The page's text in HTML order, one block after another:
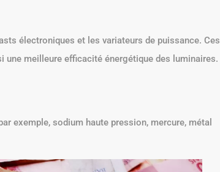
électroniques et les variateurs de puissance. Ces
meilleure efficacité énergétique des luminaires.
exemple, sodium haute pression, mercure, métal